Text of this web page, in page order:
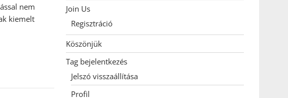
nem
kiemelt
Join Us
Regisztráció
Köszönjük
Tag bejelentkezés
Jelszó visszaállítása
Profil